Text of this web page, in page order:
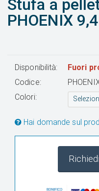
Stufa a
PHOENIX
Disponibilità:
Fuori
Codice:
Colori:
Hai domande sul